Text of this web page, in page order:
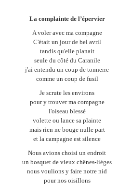
La complainte de l’épervier
A voler avec ma compagne
C'était un jour de bel avril
tandis qu'elle planait
seule du côté du Caranile
j'ai entendu un coup de tonnerre
comme un coup de fusil
Je scrute les environs
pour y trouver ma compagne
l'oiseau blessé
volette ou lance sa plainte
mais rien ne bouge nulle part
et la campagne est silence
Nous avions choisi un endroit
un bosquet de vieux chênes-lièges
nous voulions y faire notre nid
pour nos oisillons